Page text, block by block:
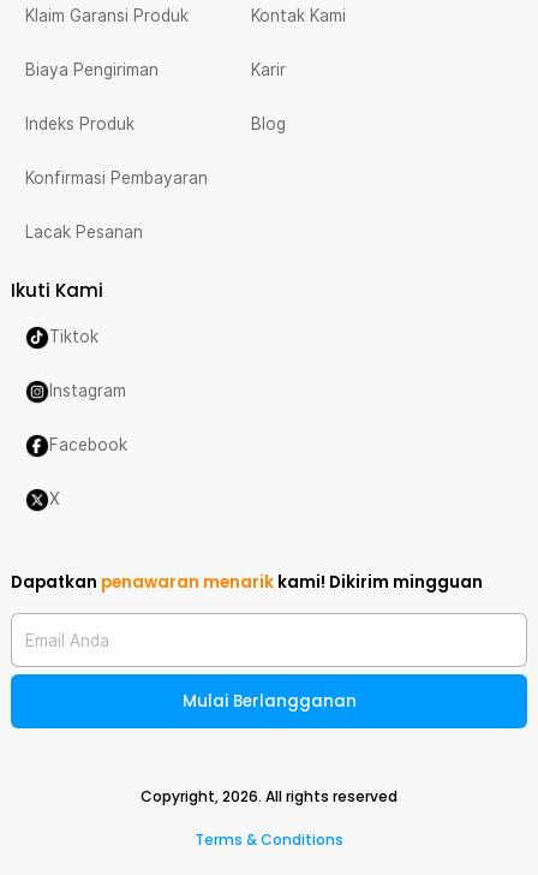
Klaim Garansi Produk
Biaya Pengiriman
Indeks Produk
Konfirmasi Pembayaran
Lacak Pesanan
Kontak Kami
Karir
Blog
Ikuti Kami
Tiktok
Instagram
Facebook
X
Dapatkan penawaran menarik kami! Dikirim mingguan
Email Anda
Mulai Berlangganan
Copyright,2026. All rights reserved
Terms & Conditions